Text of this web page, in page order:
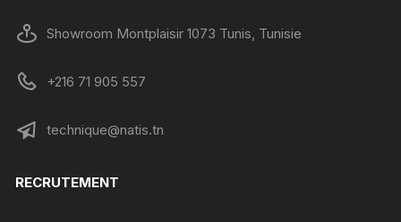
Showroom Montplaisir 1073 Tunis, Tunisie
+216 71 905 557
technique@natis.tn
RECRUTEMENT